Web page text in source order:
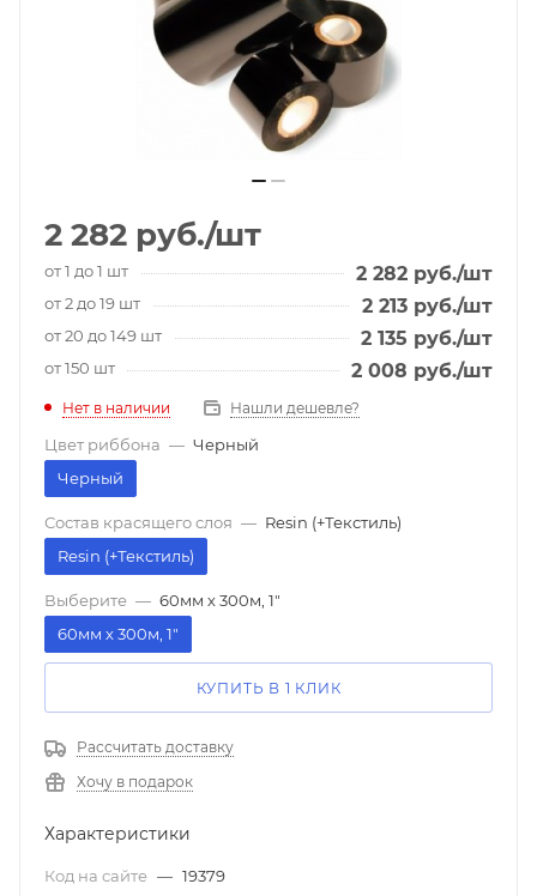
2 282 руб./шт
от 1 до 1 шт 2 282 руб./шт
от 2 до 19 шт 2 213 руб./шт
от 20 до 149 шт 2 135 руб./шт
от 150 шт 2 008 руб./шт
Нет в наличии Нашли дешевле?
Цвет риббона — Черный
Черный
Состав красящего слоя — Resin (+Текстиль)
Resin (+Текстиль)
Выберите — 60мм х 300м, 1"
60мм х 300м, 1"
КУПИТЬ В 1 КЛИК
Рассчитать доставку
Хочу в подарок
Характеристики
Код на сайте — 19379